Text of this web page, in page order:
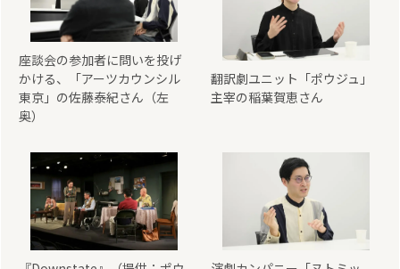
座談会の参加者に問いを投げ
かける、「アーツカウンシル
東京」の佐藤泰紀さん（左
奥）
翻訳劇ユニット「ポウジュ」
主宰の稲葉賀恵さん